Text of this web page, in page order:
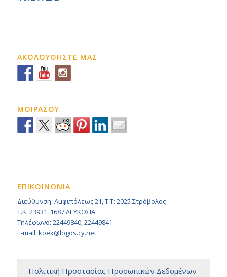
ΑΚΟΛΟΥΘΗΣΤΕ ΜΑΣ
ΜΟΙΡΑΣΟΥ
ΕΠΙΚΟΙΝΩΝΙΑ
Διεύθυνση: Αμφιπόλεως 21, Τ.Τ: 2025 Στρόβολος
Τ.Κ. 23931, 1687 ΛΕΥΚΩΣΙΑ
Τηλέφωνο: 22449840, 22449841
E-mail: koek@logos.cy.net
– Πολιτική Προστασίας Προσωπικών Δεδομένων